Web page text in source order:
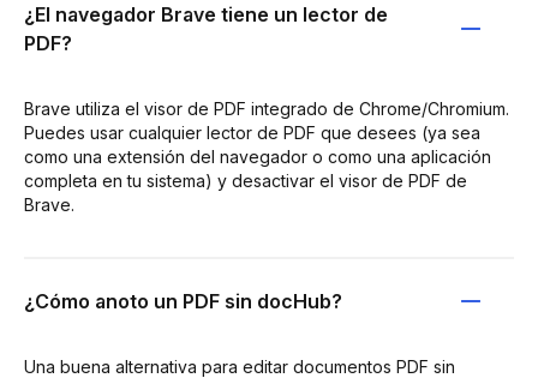
¿El navegador Brave tiene un lector de
PDF?
Brave utiliza el visor de PDF integrado de Chrome/Chromium.
Puedes usar cualquier lector de PDF que desees (ya sea
como una extensión del navegador o como una aplicación
completa en tu sistema) y desactivar el visor de PDF de
Brave.
¿Cómo anoto un PDF sin docHub?
Una buena alternativa para editar documentos PDF sin